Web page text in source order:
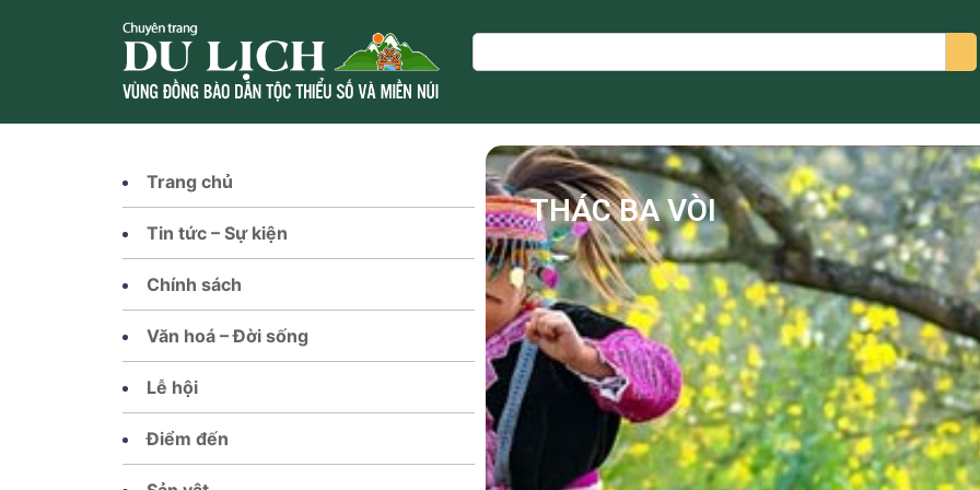
Search
Trang chủ
Tin tức – Sự kiện
Chính sách
Văn hoá – Đời sống
Lễ hội
Điểm đến
THÁC BA VÒI